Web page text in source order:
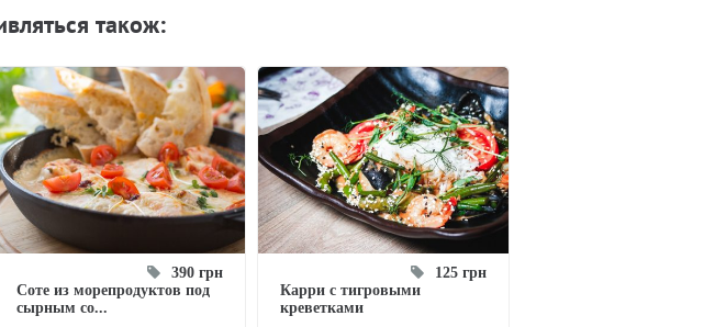
також:
390 грн
Соте из морепродуктов под
сырным со...
125 грн
Карри с тигровыми
креветками